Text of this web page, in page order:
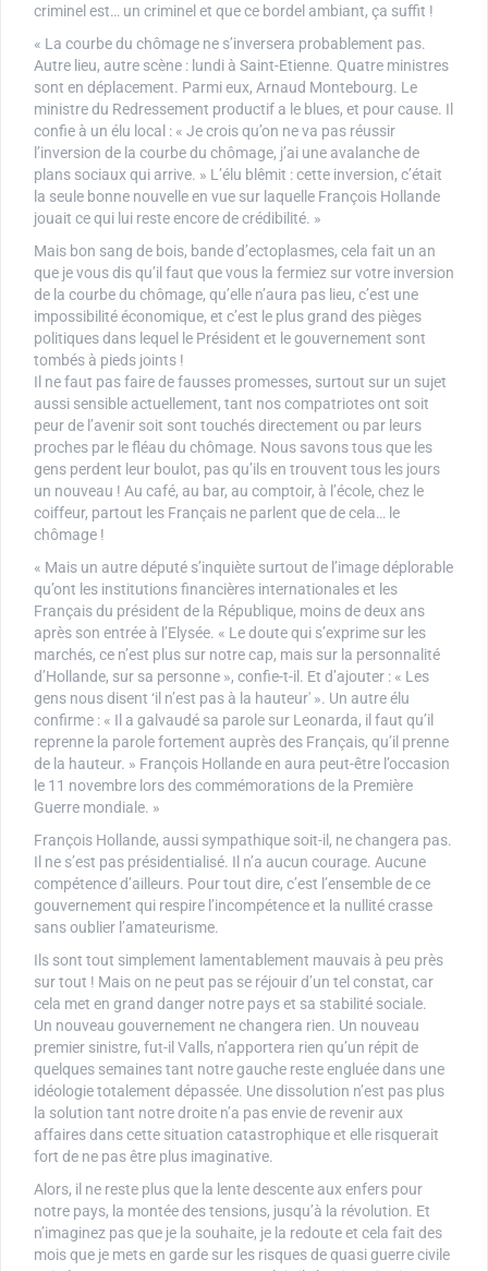
criminel est… un criminel et que ce bordel ambiant, ça suffit !
« La courbe du chômage ne s’inversera probablement pas.
Autre lieu, autre scène : lundi à Saint-Etienne. Quatre ministres
sont en déplacement. Parmi eux, Arnaud Montebourg. Le
ministre du Redressement productif a le blues, et pour cause. Il
confie à un élu local : « Je crois qu’on ne va pas réussir
l’inversion de la courbe du chômage, j’ai une avalanche de
plans sociaux qui arrive. » L’élu blêmit : cette inversion, c’était
la seule bonne nouvelle en vue sur laquelle François Hollande
jouait ce qui lui reste encore de crédibilité. »
Mais bon sang de bois, bande d’ectoplasmes, cela fait un an
que je vous dis qu’il faut que vous la fermiez sur votre inversion
de la courbe du chômage, qu’elle n’aura pas lieu, c’est une
impossibilité économique, et c’est le plus grand des pièges
politiques dans lequel le Président et le gouvernement sont
tombés à pieds joints !
Il ne faut pas faire de fausses promesses, surtout sur un sujet
aussi sensible actuellement, tant nos compatriotes ont soit
peur de l’avenir soit sont touchés directement ou par leurs
proches par le fléau du chômage. Nous savons tous que les
gens perdent leur boulot, pas qu’ils en trouvent tous les jours
un nouveau ! Au café, au bar, au comptoir, à l’école, chez le
coiffeur, partout les Français ne parlent que de cela… le
chômage !
« Mais un autre député s’inquiète surtout de l’image déplorable
qu’ont les institutions financières internationales et les
Français du président de la République, moins de deux ans
après son entrée à l’Elysée. « Le doute qui s’exprime sur les
marchés, ce n’est plus sur notre cap, mais sur la personnalité
d’Hollande, sur sa personne », confie-t-il. Et d’ajouter : « Les
gens nous disent ‘il n’est pas à la hauteur' ». Un autre élu
confirme : « Il a galvaudé sa parole sur Leonarda, il faut qu’il
reprenne la parole fortement auprès des Français, qu’il prenne
de la hauteur. » François Hollande en aura peut-être l’occasion
le 11 novembre lors des commémorations de la Première
Guerre mondiale. »
François Hollande, aussi sympathique soit-il, ne changera pas.
Il ne s’est pas présidentialisé. Il n’a aucun courage. Aucune
compétence d’ailleurs. Pour tout dire, c’est l’ensemble de ce
gouvernement qui respire l’incompétence et la nullité crasse
sans oublier l’amateurisme.
Ils sont tout simplement lamentablement mauvais à peu près
sur tout ! Mais on ne peut pas se réjouir d’un tel constat, car
cela met en grand danger notre pays et sa stabilité sociale.
Un nouveau gouvernement ne changera rien. Un nouveau
premier sinistre, fut-il Valls, n’apportera rien qu’un répit de
quelques semaines tant notre gauche reste engluée dans une
idéologie totalement dépassée. Une dissolution n’est pas plus
la solution tant notre droite n’a pas envie de revenir aux
affaires dans cette situation catastrophique et elle risquerait
fort de ne pas être plus imaginative.
Alors, il ne reste plus que la lente descente aux enfers pour
notre pays, la montée des tensions, jusqu’à la révolution. Et
n’imaginez pas que je la souhaite, je la redoute et cela fait des
mois que je mets en garde sur les risques de quasi guerre civile